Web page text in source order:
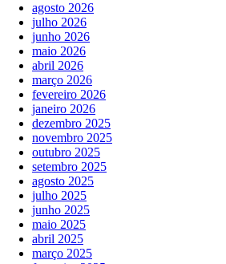
agosto 2026
julho 2026
junho 2026
maio 2026
abril 2026
março 2026
fevereiro 2026
janeiro 2026
dezembro 2025
novembro 2025
outubro 2025
setembro 2025
agosto 2025
julho 2025
junho 2025
maio 2025
abril 2025
março 2025